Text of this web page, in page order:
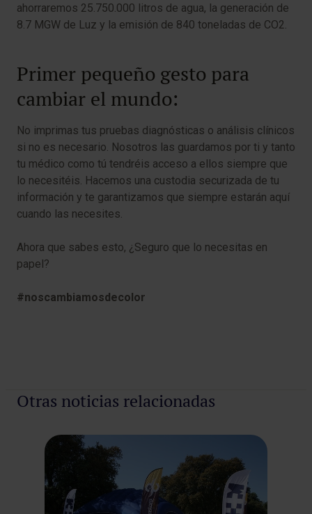
ahorraremos 25.750.000 litros de agua, la generación de
8.7 MGW de Luz y la emisión de 840 toneladas de CO2.
Primer pequeño gesto para
cambiar el mundo:
No imprimas tus pruebas diagnósticas o análisis clínicos
si no es necesario. Nosotros las guardamos por ti y tanto
tu médico como tú tendréis acceso a ellos siempre que
lo necesitéis. Hacemos una custodia securizada de tu
información y te garantizamos que siempre estarán aquí
cuando las necesites.
Ahora que sabes esto, ¿Seguro que lo necesitas en
papel?
#noscambiamosdecolor
Otras noticias relacionadas